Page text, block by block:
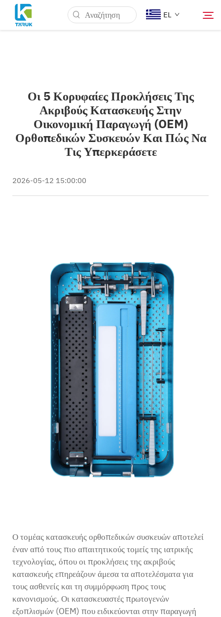
EL
Ιατρικές Αγορές
Δυνατότητες
Ποιοι Είμαστε
Οι 5 Κορυφαίες Προκλήσεις Της
Ακριβούς Κατασκευής Στην
Οικονομική Παραγωγή (OEM)
Ορθοπεδικών Συσκευών Και Πώς Να
Τις Υπερκεράσετε
2026-05-12 15:00:00
Ο τομέας κατασκευής ορθοπεδικών συσκευών αποτελεί
έναν από τους πιο απαιτητικούς τομείς της ιατρικής
τεχνολογίας, όπου οι προκλήσεις της ακριβούς
κατασκευής επηρεάζουν άμεσα τα αποτελέσματα για
τους ασθενείς και τη συμμόρφωση προς τους
κανονισμούς. Οι κατασκευαστές πρωτογενών
εξοπλισμών (OEM) που ειδικεύονται στην παραγωγή